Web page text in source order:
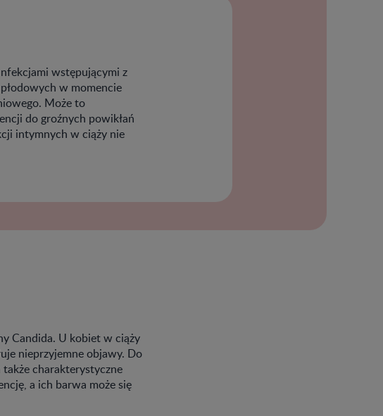
wstępującymi z
w momencie
Może to
do groźnych powikłań
intymnych w ciąży nie
Candida. U kobiet w ciąży
nieprzyjemne objawy. Do
charakterystyczne
a ich barwa może się